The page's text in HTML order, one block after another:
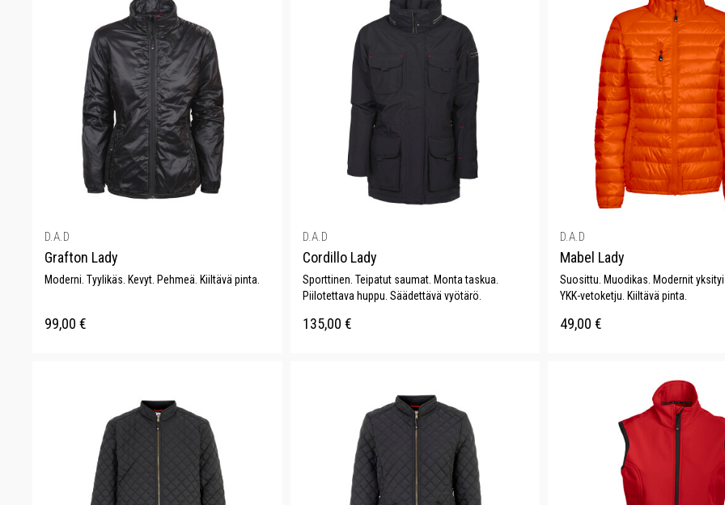
D.A.D
Grafton Lady
Moderni. Tyylikäs. Kevyt. Pehmeä. Kiiltävä pinta.
99,00 €
D.A.D
Cordillo Lady
Sporttinen. Teipatut saumat. Monta taskua.
Piilotettava huppu. Säädettävä vyötärö.
135,00 €
D.A.D
Mabel Lady
Suosittu. Muodikas. Modernit
YKK-vetoketju. Kiiltävä pinta.
49,00 €